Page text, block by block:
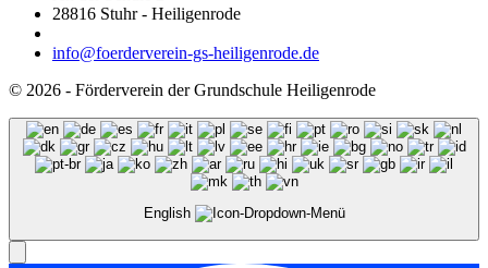
28816 Stuhr - Heiligenrode
info@foerderverein-gs-heiligenrode.de
© 2026 - Förderverein der Grundschule Heiligenrode
English